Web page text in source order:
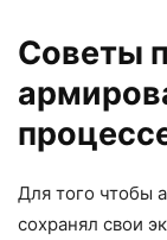
Советы
Для того чтобы
сохранял свои